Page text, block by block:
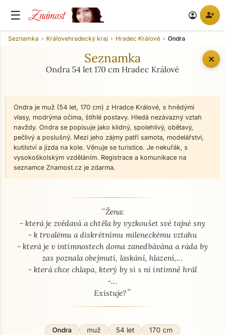
☰ Známost account_circle person_add
✕
Seznamka Královehradecký kraj Hradec Králové Ondra
Seznamka
Ondra 54 let 170 cm Hradec Králové
Ondra je muž (54 let, 170 cm) z Hradce Králové, s hnědými
vlasy, modrýma očima, štíhlé postavy. Hledá nezávazný vztah
navždy. Ondra se popisuje jako klidný, spolehlivý, obětavý,
pečlivý a poslušný. Mezi jeho zájmy patří samota, modelářství,
kutilství a jízda na kole. Věnuje se turistice. Je nekuřák, s
vysokoškolským vzděláním. Registrace a komunikace na
seznamce Znamost.cz je zdarma.
“Žena:
- která je zvědavá a chtěla by vyzkoušet své tajné sny
- k trvalému a diskrétnímu mileneckému vztahu
- která je v intimnostech doma zanedbávána a ráda by
zas poznala obejmutí, laskání, hlazení,...
- která chce chlapa, který by si s ní intimně hrál
-...
Existuje?”
Ondra muž 54 let
170 cm